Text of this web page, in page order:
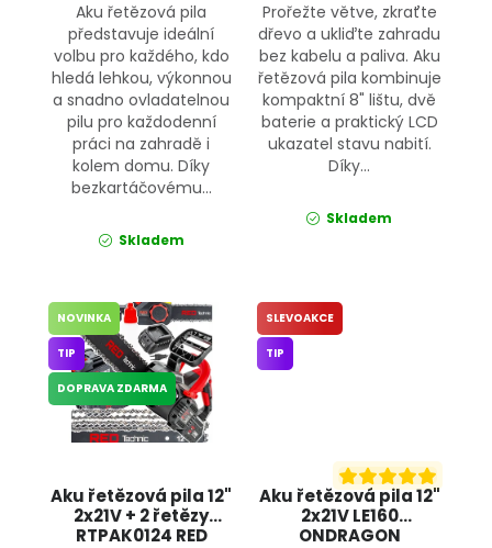
Aku řetězová pila
představuje ideální
volbu pro každého, kdo
hledá lehkou, výkonnou
a snadno ovladatelnou
pilu pro každodenní
práci na zahradě i
kolem domu. Díky
bezkartáčovému...
Skladem
Prořežte větve, zkraťte
dřevo a ukliďte zahradu
bez kabelu a paliva. Aku
řetězová pila kombinuje
kompaktní 8" lištu, dvě
baterie a praktický LCD
ukazatel stavu nabití.
Díky...
Skladem
Aku řetězová pila 12"
2x21V + 2 řetězy
RTPAK0124 RED
NOVINKA
TIP
DOPRAVA ZDARMA
Aku řetězová pila 12"
2x21V LE160
ONDRAGON
SLEVOAKCE
TIP